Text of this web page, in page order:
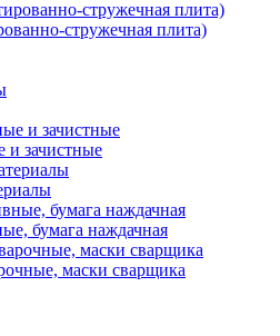
стружечная плита)
и зачистные
бумага наждачная
маски сварщика